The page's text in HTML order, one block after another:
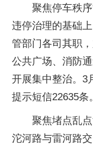
聚焦停车秩
违停治理的基础
管部门各司其职
公共广场、消防
开展集中整治。3
提示短信22635条。
聚焦堵点乱
沱河路与雷河路